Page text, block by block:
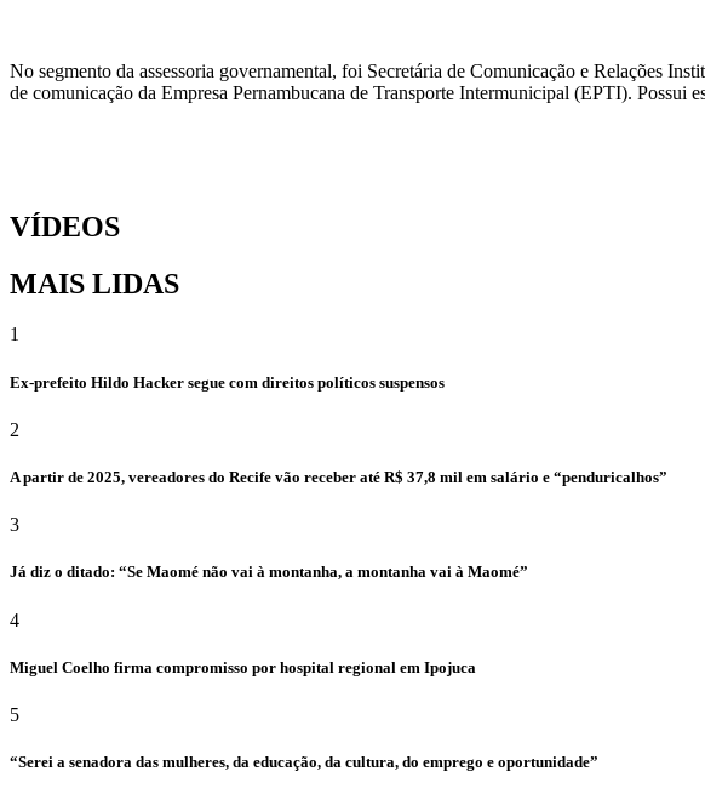
No segmento da assessoria governamental, foi Secretária de Comunicação e Relações
de comunicação da Empresa Pernambucana de Transporte Intermunicipal (EPTI). Possui
VÍDEOS
MAIS LIDAS
1
Ex-prefeito Hildo Hacker segue com direitos políticos suspensos
2
A partir de 2025, vereadores do Recife vão receber até R$ 37,8 mil em salário e “penduricalhos”
3
Já diz o ditado: “Se Maomé não vai à montanha, a montanha vai à Maomé”
4
Miguel Coelho firma compromisso por hospital regional em Ipojuca
5
“Serei a senadora das mulheres, da educação, da cultura, do emprego e oportunidade”